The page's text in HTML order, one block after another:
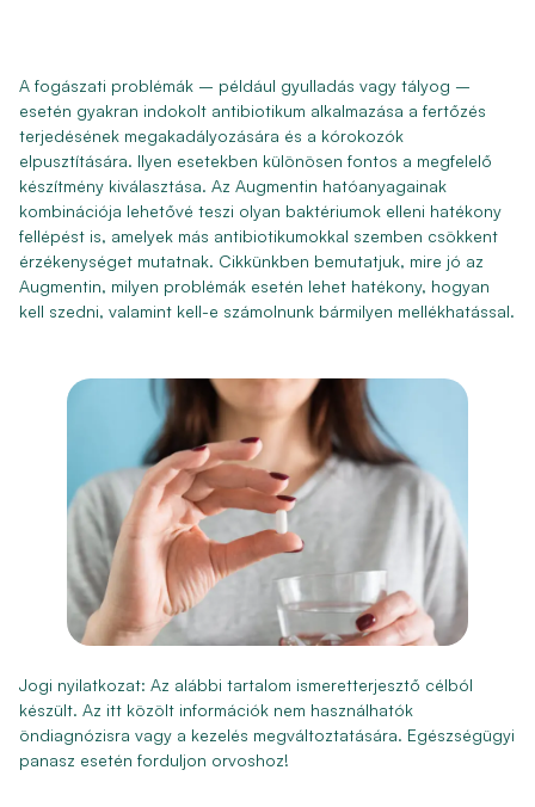
A fogászati problémák – például gyulladás vagy tályog –
esetén gyakran indokolt antibiotikum alkalmazása a fertőzés
terjedésének megakadályozására és a kórokozók
elpusztítására. Ilyen esetekben különösen fontos a megfelelő
készítmény kiválasztása. Az Augmentin hatóanyagainak
kombinációja lehetővé teszi olyan baktériumok elleni hatékony
fellépést is, amelyek más antibiotikumokkal szemben csökkent
érzékenységet mutatnak. Cikkünkben bemutatjuk, mire jó az
Augmentin, milyen problémák esetén lehet hatékony, hogyan
kell szedni, valamint kell-e számolnunk bármilyen mellékhatással.
Jogi nyilatkozat: Az alábbi tartalom ismeretterjesztő célból
készült. Az itt közölt információk nem használhatók
öndiagnózisra vagy a kezelés megváltoztatására. Egészségügyi
panasz esetén forduljon orvoshoz!